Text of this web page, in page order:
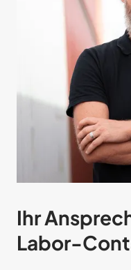
Ihr
Labor-